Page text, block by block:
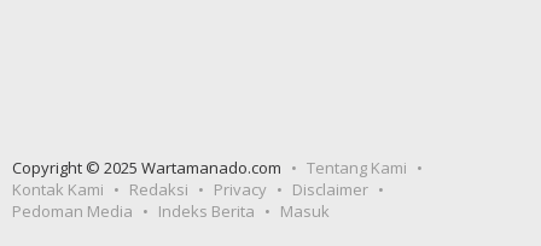
Copyright © 2025 Wartamanado.com
Tentang Kami
Kontak Kami
Redaksi Privacy
Disclaimer
Pedoman Media
Indeks Berita Masuk